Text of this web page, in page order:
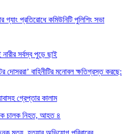
গ্যাং প্রতিরোধে কমিউনিটি পুলিশিং সভা
সর্বস্ব পুড়ে ছাই
দোসররা’ বাহিনীটির মনোবল ক্ষতিগ্রস্ত করছে:
গ্রেপ্তার কালাম
চালক নিহত, আহত ৪